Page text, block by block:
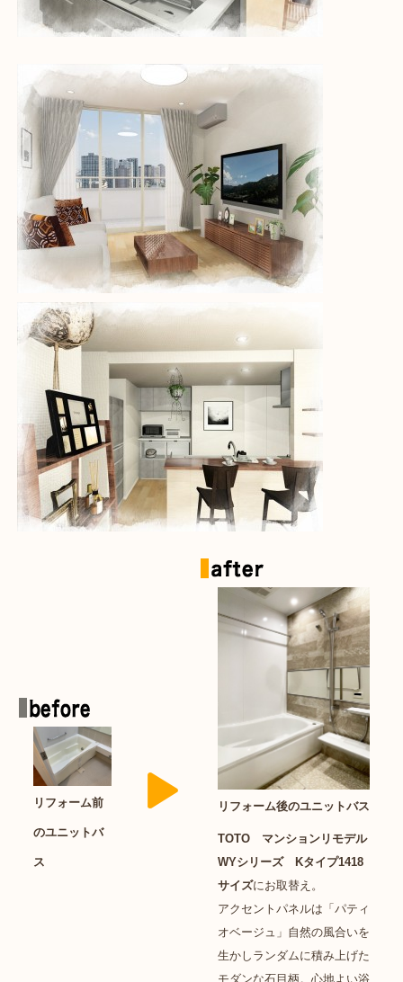
リフォーム前
のユニットバ
ス
リフォーム後のユニットバス
TOTO マンションリモデル
WYシリーズ Kタイプ1418
サイズにお取替え。
アクセントパネルは「パティ
オベージュ」自然の風合いを
生かしランダムに積み上げた
モダンな石目柄。心地よい浴